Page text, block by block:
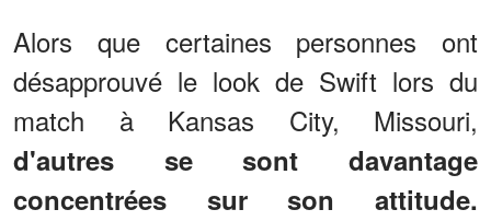
Alors que certaines personnes ont
désapprouvé le look de Swift lors du
match à Kansas City, Missouri,
d'autres se sont davantage
concentrées sur son attitude.